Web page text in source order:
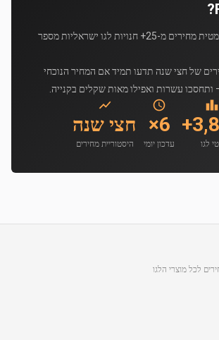
Fliplop סורק אוטומטית מחירים מ-25+ חנויות לגו ישראליות מספר
של חצי שנה תדעו תמיד אם המחיר הנוכחי
עשרות ואפילו מאות שקלים בקנייה.
לגו
6×
עדכון יומי
חצי שנה
היסטוריית מחירים
לכל מוצרי הלגו